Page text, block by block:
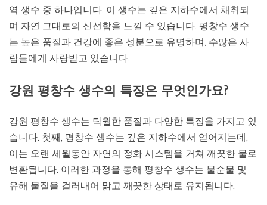
역 생수 중 하나입니다. 이 생수는 깊은 지하수에서 채취되
며 자연 그대로의 신선함을 느낄 수 있습니다. 평창수 생수
는 높은 품질과 건강에 좋은 성분으로 유명하며, 수많은 사
람들에게 사랑받고 있습니다.
강원 평창수 생수의 특징은 무엇인가요?
강원 평창수 생수는 탁월한 품질과 다양한 특징을 가지고 있
습니다. 첫째, 평창수 생수는 깊은 지하수에서 얻어지는데,
이는 오랜 세월동안 자연의 정화 시스템을 거쳐 깨끗한 물로
변환됩니다. 이러한 과정을 통해 평창수 생수는 불순물 및
유해 물질을 걸러내어 맑고 깨끗한 상태로 유지됩니다.